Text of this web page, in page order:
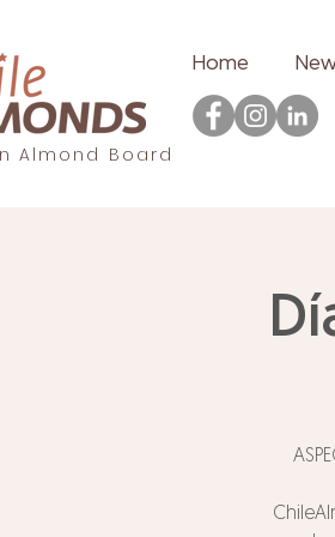
Home
Almond Board